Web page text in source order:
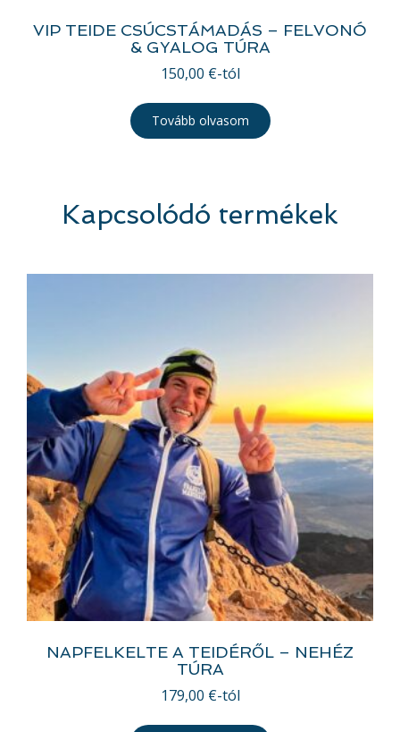
VIP TEIDE CSÚCSTÁMADÁS – FELVONÓ
& GYALOG TÚRA
150,00 €-tól
Tovább olvasom
Kapcsolódó termékek
NAPFELKELTE A TEIDÉRŐL – NEHÉZ
TÚRA
179,00 €-tól